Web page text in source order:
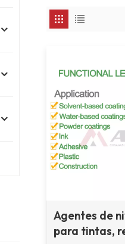
Agentes de
para tintas,